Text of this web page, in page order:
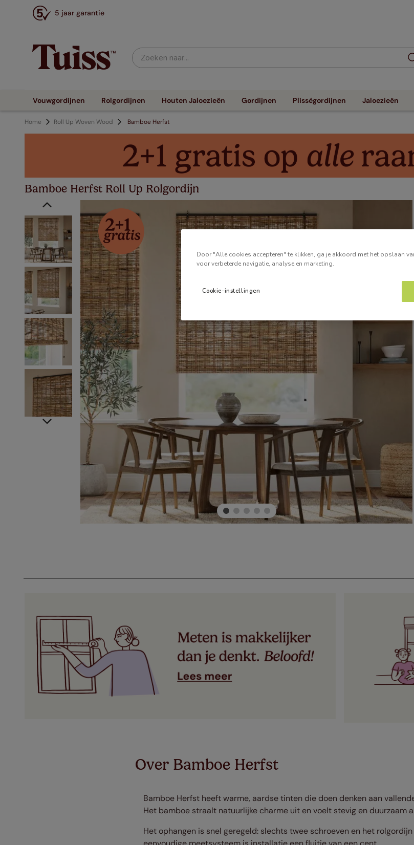
5 jaar garantie
Zoeken naar...
Vouwgordijnen Rolgordijnen Houten Jaloezieën Gordijnen Plisségordijnen Jaloezieën
Home Roll Up Woven Wood Bamboe Herfst
Bamboe Herfst Roll Up Rolgordijn
Over Bamboe Herfst
Bamboe Herfst heeft warme, aardse tinten die doen denken aan
Het bamboe straalt natuurlijke charme uit en voelt stevig en duurzaam
Het ophangen is snel geregeld: slechts twee schroeven en het
Door "Alle cookies accepteren" te klikken, ga je akkoord met het opslaan
voor verbeterde navigatie, analyse en marketing.
Cookie-instellingen